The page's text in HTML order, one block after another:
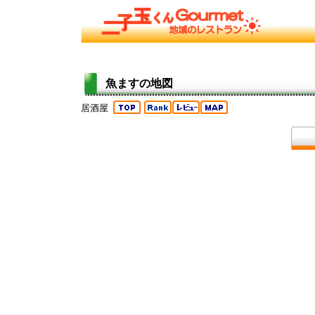
魚ますの地図
居酒屋